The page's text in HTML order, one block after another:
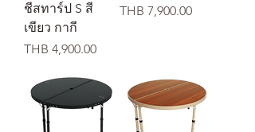
ชีสทาร์ป S สี
เขียว กากี
価格
THB 4,900.00
価格
THB 7,900.00